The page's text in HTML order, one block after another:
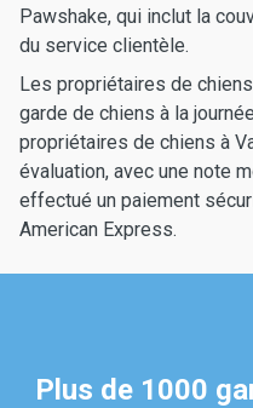
Pawshake, qui inclut la
du service clientèle.
Les propriétaires de
garde de chiens à la
propriétaires de chiens à
évaluation, avec une note
effectué un paiement
American Express.
Plus de 1000